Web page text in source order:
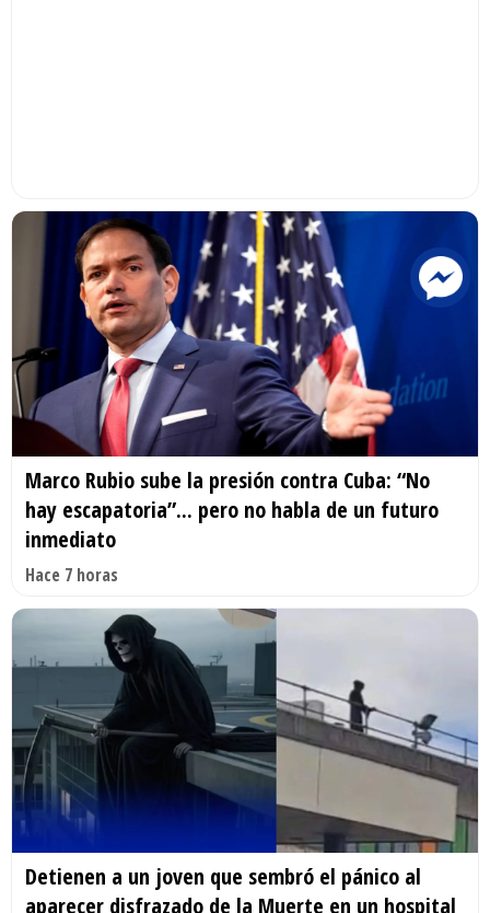
Marco Rubio sube la presión contra Cuba: “No
hay escapatoria”... pero no habla de un futuro
inmediato
Hace 7 horas
Detienen a un joven que sembró el pánico al
aparecer disfrazado de la Muerte en un hospital